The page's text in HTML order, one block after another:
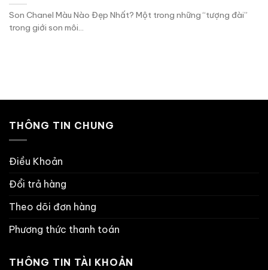
Son Chanel Màu Nào Đẹp Nhất? Một trong những “tượng đài”
trong giới son môi...
THÔNG TIN CHUNG
Điều Khoản
Đổi trả hàng
Theo dõi đơn hàng
Phương thức thanh toán
THÔNG TIN TÀI KHOẢN